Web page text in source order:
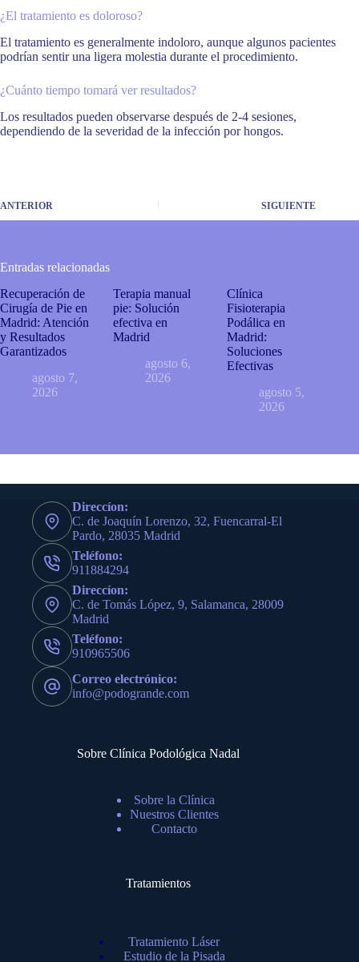
¿El tratamiento es doloroso?
El tratamiento es generalmente indoloro, aunque algunos pacientes
podrían sentir una ligera molestia durante el procedimiento.
¿Cuánto tiempo tomará ver resultados?
Los resultados pueden observarse después de 2-4 sesiones,
dependiendo de la severidad de la infección por hongos.
ANTERIOR SIGUIENTE
Entradas relacionadas
Recuperación de
Cirugía de Pie en
Madrid: Atención
y Resultados
Garantizados
agosto 7,
2026
Terapia manual
pie: Solución
efectiva en
Madrid
agosto 6,
2026
Clínica
Fisioterapia
Podálica en
Madrid:
Soluciones
Efectivas
agosto 5,
2026
Direccíon:
C. de Joaquín Lorenzo, 32, Fuencarral-El
Pardo, 28035 Madrid
Teléfono:
911884294
Direccíon:
C. de Tomás López, 9, Salamanca, 28009
Madrid
Teléfono:
910965506
Correo electrónico:
info@podogrande.com
Sobre Clínica Podológica Nadal
Sobre la Clínica
Nuestros Clientes
Contacto
Tratamientos
Tratamiento Láser
Estudio de la Pisada